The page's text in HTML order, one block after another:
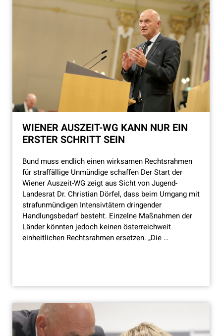
WIENER AUSZEIT-WG KANN NUR EIN
ERSTER SCHRITT SEIN
Bund muss endlich einen wirksamen Rechtsrahmen
für straffällige Unmündige schaffen Der Start der
Wiener Auszeit-WG zeigt aus Sicht von Jugend-
Landesrat Dr. Christian Dörfel, dass beim Umgang mit
strafunmündigen Intensivtätern dringender
Handlungsbedarf besteht. Einzelne Maßnahmen der
Länder könnten jedoch keinen österreichweit
einheitlichen Rechtsrahmen ersetzen. „Die …